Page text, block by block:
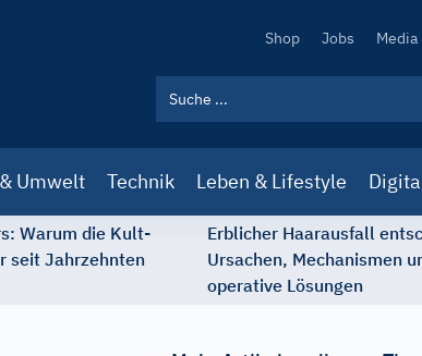
Secondary
Shop Jobs Media
Umwelt Technik Leben & Lifestyle
Warum die Kult-
seit Jahrzehnten
Erblicher Haarausfall
Ursachen, Mechanismen
operative Lösungen